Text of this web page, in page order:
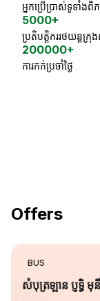
អ្នកប្រើប្រាស់ទូទាំង
5000+
ប្រតិបត្តិកររថយន្តក្រុ
200000+
ការកក់ប្រចាំថ្ងៃ
Offers
BUS
សំបុត្រឡាន ប្ញទ្ធិ មុ